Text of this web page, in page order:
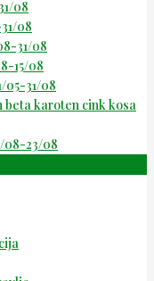
08
08
31/08
15/08
05-31/08
beta karoten cink kosa
08-23/08